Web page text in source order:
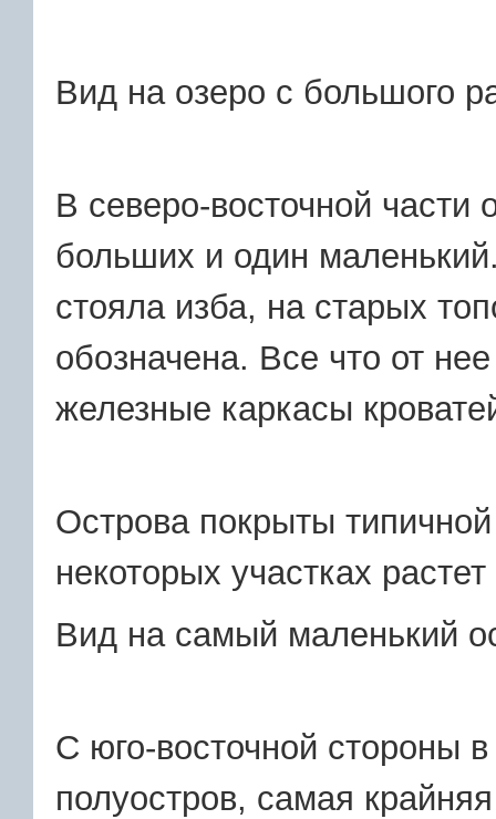
Вид на озеро с большого
В северо-восточной части
больших и один
стояла изба, на старых
обозначена. Все что от
железные каркасы
Острова покрыты
некоторых участках
Вид на самый маленький
С юго-восточной стороны
полуостров, самая